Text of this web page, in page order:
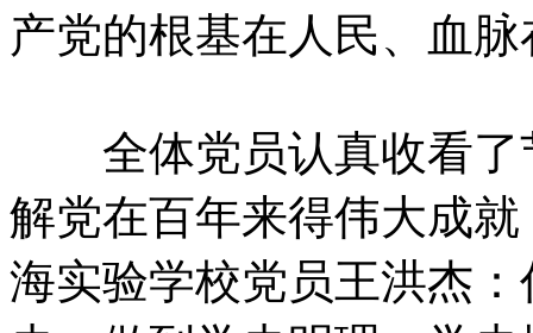
产党的根基在人民、血
全体党员认真收看了
解党在百年来得伟大成
海实验学校党员王洪杰